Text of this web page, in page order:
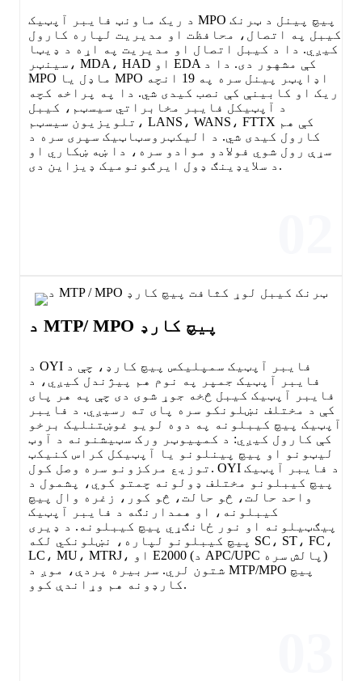
د ریک ماونټ فایبر آپټیک MPO پیچ پینل د ټرنک
کیبل په اتصال، محافظت او مدیریت لپاره کارول
کیږي. دا د کیبل اتصال او مدیریت په اړه د ډیټا
سینټر، MDA، HAD او EDA کې مشهور دی. دا د
MPO ماډل یا MPO اډاپټر پینل سره په 19 انچه
ریک او کابینې کې نصب کیدی شي. دا په پراخه کچه
د آپټیکل فایبر مخابراتي سیسټم، کیبل
تلویزیون سیسټم، LANS، WANS، FTTX کې هم
کارول کیدی شي. د الیکټروسټاټیک سپری سره د
سړې رول شوي فولادو موادو سره، دا ښه ښکاري او
د سلایډینګ ډول ایرګونومیک ډیزاین دی.
د MTP/ MPO پیچ کارډ
د OYI فایبر آپټیک سمپلیکس پیچ کارډ، چې د
فایبر آپټیک جمپر په نوم هم پیژندل کیږي، د
فایبر آپټیک کیبل څخه جوړ شوی دی چې په هر پای
کې د مختلف نښلونکو سره پای ته رسیږي. د فایبر
آپټیک پیچ کیبلونه په دوه لویو غوښتنلیک برخو
کې کارول کیږي: د کمپیوټر ورک سټیشنونه د آوټ
لیټونو او پیچ پینلونو یا آپټیکل کراس کنیکټ
توزیع مرکزونو سره وصل کول. OYI د فایبر آپټیک
پیچ کیبلونو مختلف ډولونه چمتو کوي، پشمول د
واحد حالت، څو حالت، څو کور، زغره وال پیچ
کیبلونه، او همدارنګه د فایبر آپټیک
پیګټیلونه او نور ځانګړي پیچ کیبلونه. د ډیری
پیچ کیبلونو لپاره، نښلونکي لکه SC، ST، FC،
LC، MU، MTRJ، او E2000 (د APC/UPC پالش سره)
شتون لري. سربیره پردې، موږ د MTP/MPO پیچ
کارډونه هم وړاندې کوو.